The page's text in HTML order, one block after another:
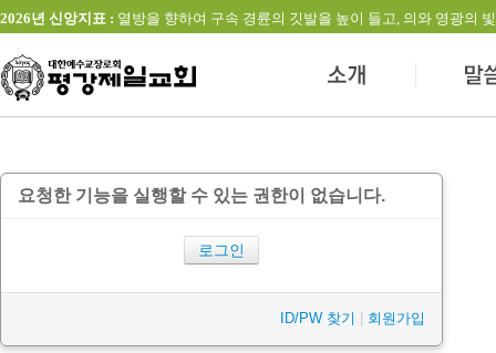
2026년 신앙지표 : 열방을 향하여 구속 경륜의 깃발을 높이 들고, 의와 영광의
요청한 기능을 실행할 수 있는 권한이 없습니다.
로그인
ID/PW 찾기 회원가입